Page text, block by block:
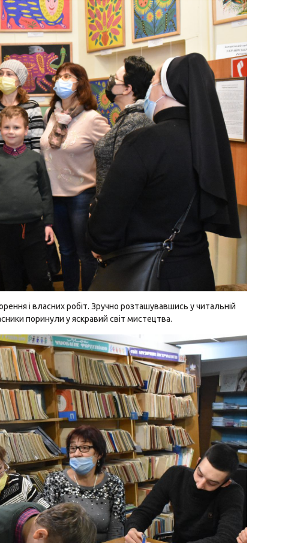
і власних робіт. Зручно розташувавшись у читальній
поринули у яскравий світ мистецтва.